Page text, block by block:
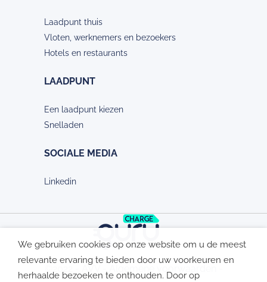
Laadpunt thuis
Vloten, werknemers en bezoekers
Hotels en restaurants
LAADPUNT
Een laadpunt kiezen
Snelladen
SOCIALE MEDIA
Linkedin
AVV
We gebruiken cookies op onze website om u de meest
relevante ervaring te bieden door uw voorkeuren en
herhaalde bezoeken te onthouden. Door op